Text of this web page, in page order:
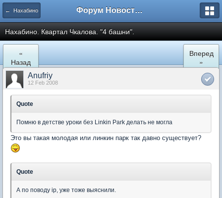
← Нахабино Форум Новостройки
Нахабино. Квартал Чкалова. "4 башни".
«
Назад
Вперед
»
Anufriy
12 Feb 2008
Quote
Помню в детстве уроки без Linkin Park делать не могла
Это вы такая молодая или линкин парк так давно существует?
Quote
А по поводу ip, уже тоже выяснили.